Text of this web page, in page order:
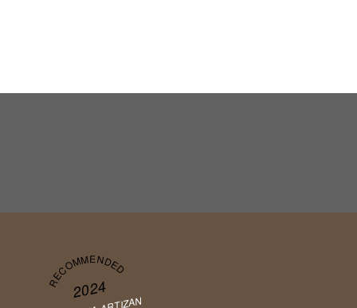
RECOMMENDED
2024